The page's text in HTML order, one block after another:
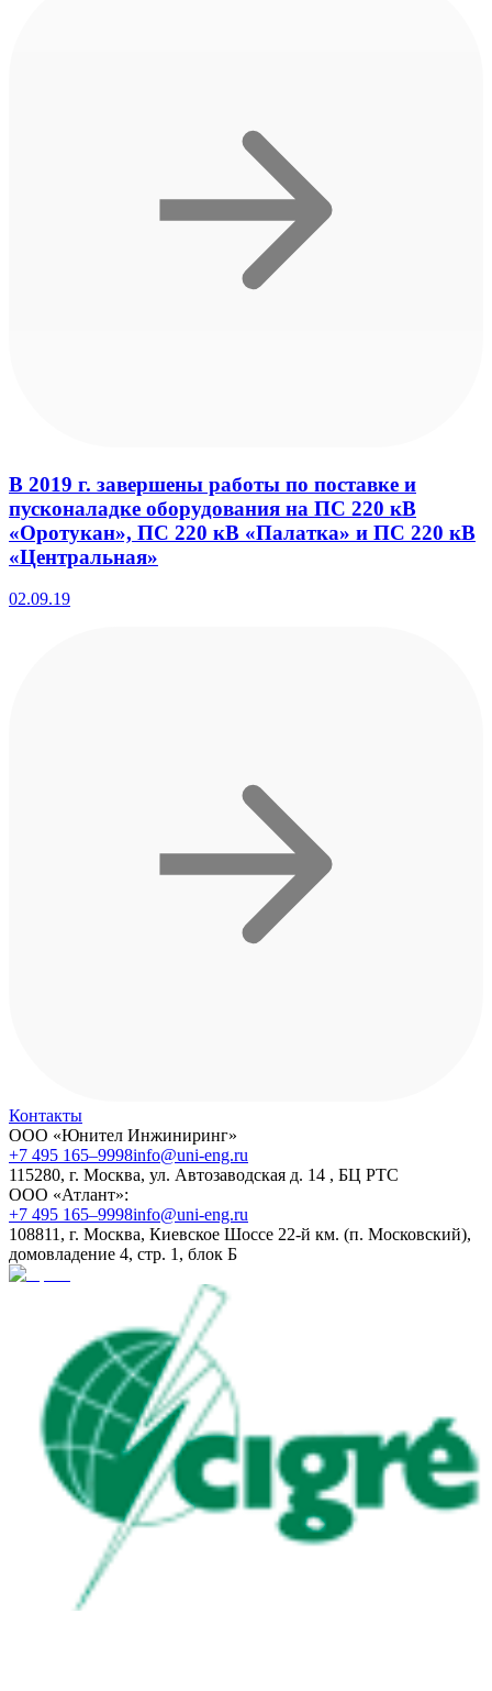
В 2019 г. завершены работы по поставке и
пусконаладке оборудования на ПС 220 кВ
«Оротукан», ПС 220 кВ «Палатка» и ПС 220 кВ
«Центральная»
02.09.19
Контакты
ООО «Юнител Инжиниринг»
+7 495 165–9998info@uni-eng.ru
115280, г. Москва, ул. Автозаводская д. 14 , БЦ РТС
ООО «Атлант»:
+7 495 165–9998info@uni-eng.ru
108811, г. Москва, Киевское Шоссе 22-й км. (п. Московский),
домовладение 4, стр. 1, блок Б